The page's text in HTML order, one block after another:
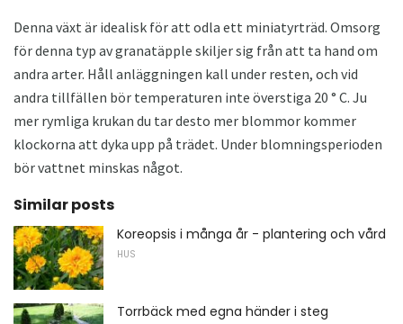
Denna växt är idealisk för att odla ett miniatyrträd. Omsorg
för denna typ av granatäpple skiljer sig från att ta hand om
andra arter. Håll anläggningen kall under resten, och vid
andra tillfällen bör temperaturen inte överstiga 20 ° C. Ju
mer rymliga krukan du tar desto mer blommor kommer
klockorna att dyka upp på trädet. Under blomningsperioden
bör vattnet minskas något.
Similar posts
Koreopsis i många år - plantering och vård
HUS
Torrbäck med egna händer i steg